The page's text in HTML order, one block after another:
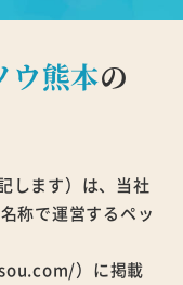
ウ熊本の
します）は、当社
称で運営するペッ
）に掲載